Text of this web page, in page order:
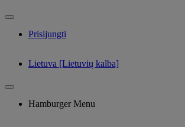
Prisijungti
Lietuva [Lietuvių kalba]
Hamburger Menu